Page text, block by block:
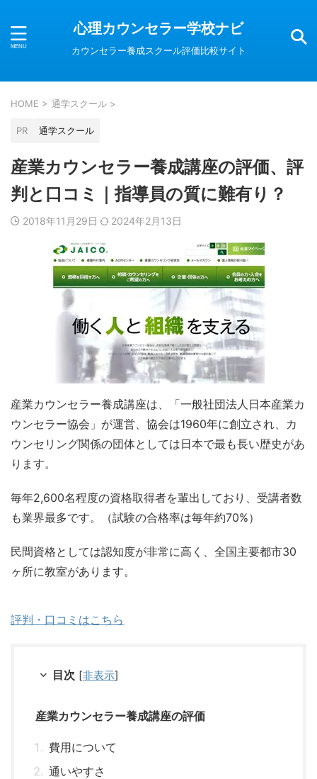
心理カウンセラー学校ナビ
カウンセラー養成スクール評価比較サイト
HOME > 通学スクール >
PR 通学スクール
産業カウンセラー養成講座の評価、評
判と口コミ｜指導員の質に難有り？
2018年11月29日 2024年2月13日
産業カウンセラー養成講座は、「一般社団法人日本産業カ
ウンセラー協会」が運営、協会は1960年に創立され、カ
ウンセリング関係の団体としては日本で最も長い歴史があ
ります。
毎年2,600名程度の資格取得者を輩出しており、受講者数
も業界最多です。（試験の合格率は毎年約70%）
民間資格としては認知度が非常に高く、全国主要都市30
ヶ所に教室があります。
評判・口コミはこちら
目次 [非表示]
産業カウンセラー養成講座の評価
費用について
通いやすさ